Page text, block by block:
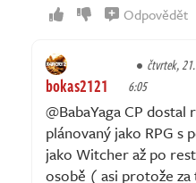
Odpovědět
bokas2121
čtvrtek,
6:05
@BabaYaga CP
plánovaný jako RPG s
jako Witcher až po
osobě ( asi protože